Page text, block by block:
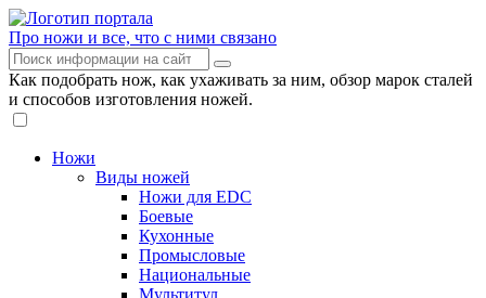
Про ножи и все, что с ними связано
Как подобрать нож, как ухаживать за ним, обзор марок сталей
и способов изготовления ножей.
Ножи
Виды ножей
Ножи для EDC
Боевые
Кухонные
Промысловые
Национальные
Мультитул